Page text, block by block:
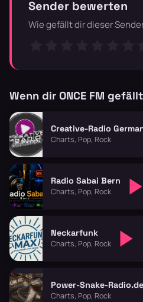
Sender bewerten
Wie gefällt dir dieser
Wenn dir ONCE FM gefällt
Creative-Radio
Charts, Pop, Rock
Radio Sabai Bern
Charts, Pop, Rock
Neckarfunk
Charts, Pop, Rock
Power-Snake-Radio.de
Charts, Pop, Rock